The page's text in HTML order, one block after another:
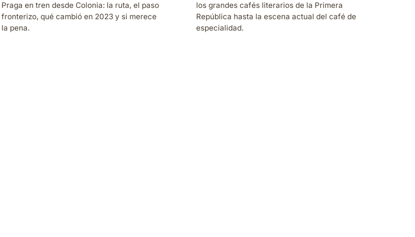
Praga en tren desde Colonia: la ruta, el paso
fronterizo, qué cambió en 2023 y si merece
la pena.
los grandes cafés literarios de la Primera
República hasta la escena actual del café de
especialidad.